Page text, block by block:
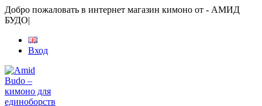
Добро пожаловать в интернет магазин кимоно от - АМИД
БУДО|
Вход